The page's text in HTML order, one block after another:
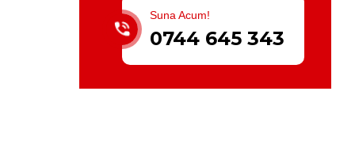
Suna Acum!
0744 645 343